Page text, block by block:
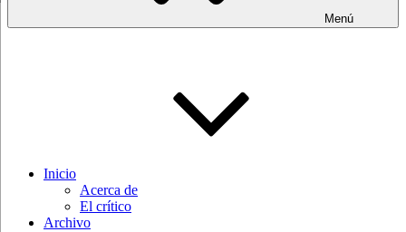
Menú
Inicio
Acerca de
El crítico
Archivo